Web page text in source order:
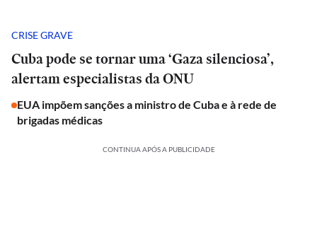
CRISE GRAVE
Cuba pode se tornar uma ‘Gaza silenciosa’,
alertam especialistas da ONU
EUA impõem sanções a ministro de Cuba e à rede de
brigadas médicas
CONTINUA APÓS A PUBLICIDADE